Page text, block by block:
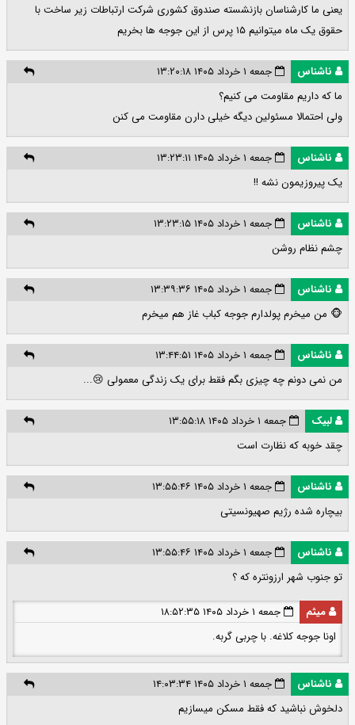
یعنی ما کارشناسان بازنشسته صندوق کشوری شرکت ارتباطات زیر ساخت با
حقوق یک ماه میتوانیم ۱۵ پرس از این جوجه ها بخریم
ناشناس
جمعه ۱ خرداد ۱۴۰۵ ۱۳:۲۰:۱۸
ما که داریم مقاومت می کنیم؟
ولی احتمالا مسئولین دیگه خیلی دارن مقاومت می کنن
ناشناس
جمعه ۱ خرداد ۱۴۰۵ ۱۳:۲۳:۱۱
یک پیروزیمون نشه !!
ناشناس
جمعه ۱ خرداد ۱۴۰۵ ۱۳:۲۳:۱۵
چشم نظام روشن
ناشناس
جمعه ۱ خرداد ۱۴۰۵ ۱۳:۳۹:۳۶
🐵 من میخرم پولدارم جوجه کباب غاز هم میخرم
ناشناس
جمعه ۱ خرداد ۱۴۰۵ ۱۳:۴۴:۵۱
من نمی دونم چه چیزی بگم فقط برای یک زندگی معمولی 😢...
لبیک
جمعه ۱ خرداد ۱۴۰۵ ۱۳:۵۵:۱۸
چقد خوبه که نظارت است
ناشناس
جمعه ۱ خرداد ۱۴۰۵ ۱۳:۵۵:۴۶
بیچاره شده رژیم صهیونسیتی
ناشناس
جمعه ۱ خرداد ۱۴۰۵ ۱۳:۵۵:۴۶
تو جنوب شهر ارزونتره که ؟
میثم
جمعه ۱ خرداد ۱۴۰۵ ۱۸:۵۲:۳۵
اونا جوجه کلاغه. با چربی گربه.
ناشناس
جمعه ۱ خرداد ۱۴۰۵ ۱۴:۰۳:۳۴
دلخوش نباشید که فقط مسکن میسازیم‌